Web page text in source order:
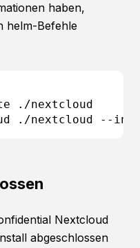
haben,
helm-Befehle
./nextcloud
./nextcloud --install
Nextcloud
abgeschlossen